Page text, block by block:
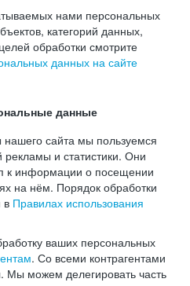
нами персональных
категорий данных,
обработки смотрите
данных на сайте
данные
сайта мы пользуемся
рекламы и статистики. Они
к информации о посещении
на нём. Порядок обработки
в Правилах использования
ваших персональных
. Со всеми контрагентами
Мы можем делегировать часть